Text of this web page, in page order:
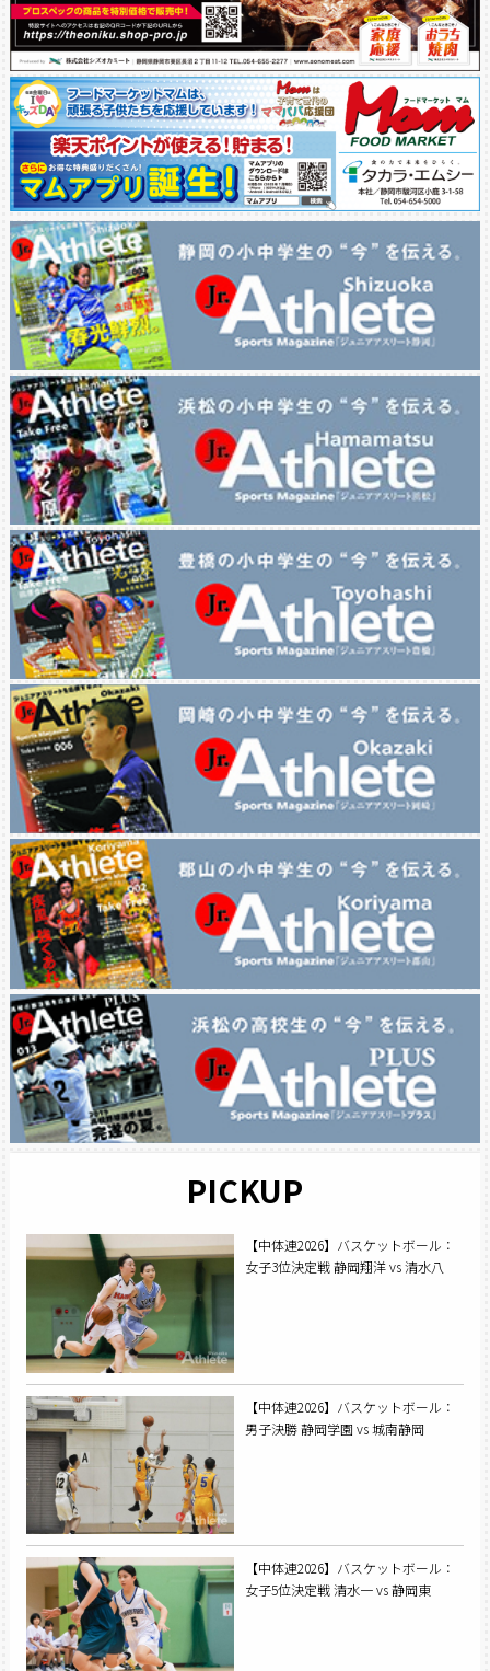
PICKUP
【中体連2026】バスケットボール：
女子3位決定戦 静岡翔洋 vs 清水八
【中体連2026】バスケットボール：
男子決勝 静岡学園 vs 城南静岡
【中体連2026】バスケットボール：
女子5位決定戦 清水一 vs 静岡東